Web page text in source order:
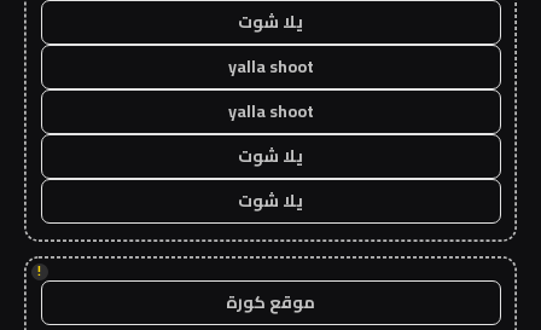
يلا شوت
yalla shoot
yalla shoot
يلا شوت
يلا شوت
!
موقع كورة